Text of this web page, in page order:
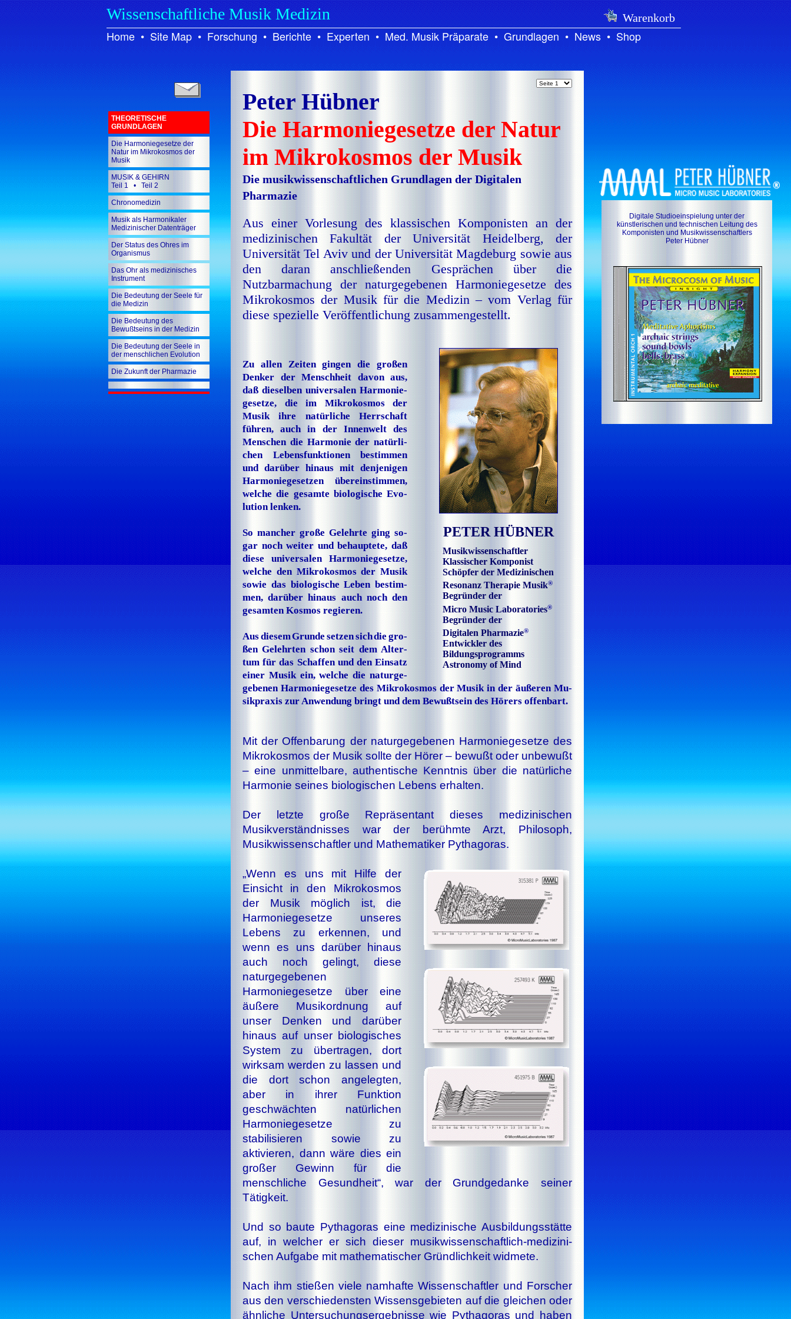
Wissenschaftliche Musik Medizin Warenkorb
Home • Site Map • Forschung • Berichte • Experten • Med. Musik Präparate • Grundlagen • News • Shop
THEORETISCHE
GRUNDLAGEN
Die Harmoniegesetze der
Natur im Mikrokosmos der
Musik
MUSIK & GEHIRN
Teil 1 • Teil 2
Chronomedizin
Musik als Harmonikaler
Medizinischer Datenträger
Der Status des Ohres im
Organismus
Das Ohr als medizinisches
Instrument
Die Bedeutung der Seele für
die Medizin
Die Bedeutung des
Bewußtseins in der Medizin
Die Bedeutung der Seele in
der menschlichen Evolution
Die Zukunft der Pharmazie
Peter Hübner
Die Harmoniegesetze der Natur
im Mikrokosmos der Musik
Die musikwissenschaftlichen Grundlagen der Digitalen
Pharmazie
Aus einer Vorlesung des klassischen Komponisten an der
medizinischen Fakultät der Uni­ver­si­tät Heidelberg, der
Universität Tel Aviv und der Universität Magdeburg sowie aus
den daran anschließenden Gesprächen über die
Nutzbarmachung der naturgegebenen Har­mo­nie­ge­set­ze des
Mikrokosmos der Musik für die Medizin – vom Verlag für
diese spezielle Ver­öf­fent­lich­ung zusammengestellt.
PETER HÜBNER
Musikwissenschaftler
Klassischer Komponist
Schöpfer der Medizinischen
Resonanz Therapie Musik®
Begründer der
Micro Music Laboratories®
Begründer der
Digitalen Pharmazie®
Entwickler des
Bildungsprogramms
Astronomy of Mind
Zu allen Zeiten gingen die großen
Denker der Menschheit davon aus,
daß dieselben universalen Har­mo­nie­
ge­set­ze, die im Mikrokosmos der
Musik ihre natürliche Herrschaft
führen, auch in der Innenwelt des
Menschen die Harmonie der na­tür­li­
chen Lebensfunktionen bestimmen
und darüber hinaus mit denjenigen
Harmoniegesetzen übereinstimmen,
welche die gesamte biologische Evo­
lu­ti­on lenken.
So mancher große Gelehrte ging so­
gar noch weiter und behauptete, daß
diese universalen Harmoniegesetze,
welche den Mikrokosmos der Musik
sowie das biologische Leben be­stim­
men, darüber hinaus auch noch den
gesamten Kosmos regieren.
Aus diesem Grunde setzen sich die gro­
ßenGelehrten schon seit dem Al­ter­
tum für das Schaffen und den Einsatz
einer Musik ein, welche die na­tur­ge­
ge­be­nen Harmoniegesetze des Mik­ro­kos­mos der Musik in der äu­ße­ren Mu­
sik­pra­xis zur Anwendung bringt und dem Bewußtsein des Hö­rers of­fen­bart.
Mit der Offenbarung der naturgegebenen Harmoniegesetze des
Mikrokosmos der Musik sollte der Hörer – bewußt oder unbewußt
– eine unmittelbare, authentische Kenntnis über die natürliche
Harmonie seines biologischen Lebens erhalten.
Der letzte große Repräsentant dieses medizinischen
Musikverständnisses war der be­rühm­te Arzt, Philosoph,
Musikwissenschaftler und Mathematiker Pythagoras.
„Wenn es uns mit Hilfe der
Einsicht in den Mikrokosmos
der Musik möglich ist, die
Harmoniegesetze unseres
Lebens zu er­ken­nen, und
wenn es uns darüber hinaus
auch noch gelingt, diese
naturgegebenen
Harmoniegesetze über eine
äußere Mu­sik­ord­nung auf
unser Denken und dar­über
hinaus auf unser biologisches
Sy­stem zu übertragen, dort
wirksam werden zu lassen und
die dort schon angelegten,
aber in ihrer Funktion
geschwächten na­tür­li­chen
Harmoniegesetze zu
stabilisieren sowie zu
aktivieren, dann wäre dies ein
großer Gewinn für die
menschliche Ge­sund­heit“, war der Grundgedanke seiner
Tätigkeit.
Und so baute Pythagoras eine me­di­zi­ni­sche Ausbildungsstätte
auf, in welcher er sich dieser musikwissenschaftlich-me­di­zi­ni­
schen Aufgabe mit mathematischer Gründ­lich­keit widmete.
Nach ihm stießen viele namhafte Wis­sen­schaft­ler und Forscher
aus den ver­schie­den­sten Wissensgebieten auf die gleichen oder
ähnliche Untersuchungsergebnisse wie Pythagoras und haben
Digitale Studioeinspielung unter der
künstlerischen und technischen Leitung des
Komponisten und Musikwissenschaftlers
Peter Hübner